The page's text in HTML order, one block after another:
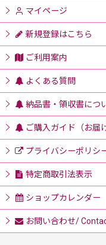
マイページ
新規登録はこちら
ご利用案内
よくある質問
納品書・領収書につ
ご購入ガイド（お届
プライバシーポリシ
特定商取引法表示
ショップカレンダー
お問い合わせ/